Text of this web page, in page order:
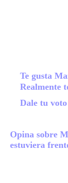
Te gusta
Realmente
Dale tu
Opina sobre
estuviera